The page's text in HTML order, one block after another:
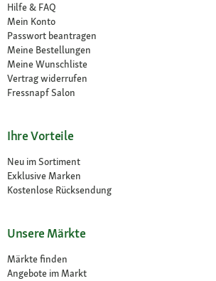
Hilfe & FAQ
Mein Konto
Passwort beantragen
Meine Bestellungen
Meine Wunschliste
Vertrag widerrufen
Fressnapf Salon
Ihre Vorteile
Neu im Sortiment
Exklusive Marken
Kostenlose Rücksendung
Unsere Märkte
Märkte finden
Angebote im Markt